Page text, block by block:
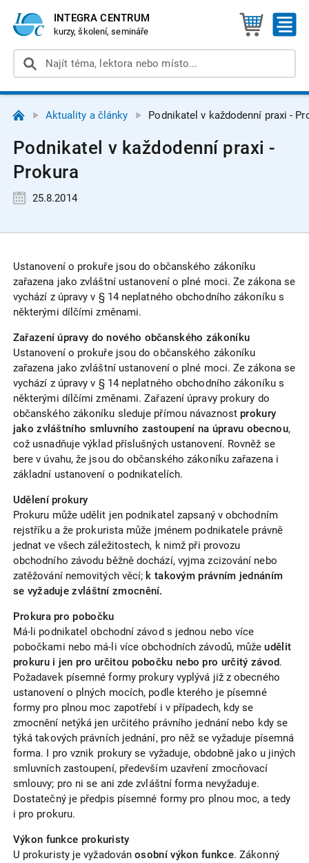
INTEGRA CENTRUM
kurzy, školení, semináře
Aktuality a články Podnikatel v každodenní praxi -
Podnikatel v každodenní praxi -
Prokura
25.8.2014
Ustanovení o prokuře jsou do občanského zákoníku
zařazena jako zvláštní ustanovení o plné moci. Ze zákona se
vychází z úpravy v § 14 neplatného obchodního zákoníku s
některými dílčími změnami.
Zařazení úpravy do nového občanského zákoníku
Ustanovení o prokuře jsou do občanského zákoníku
zařazena jako zvláštní ustanovení o plné moci. Ze zákona se
vychází z úpravy v § 14 neplatného obchodního zákoníku s
některými dílčími změnami. Zařazení úpravy prokury do
občanského zákoníku sleduje přímou návaznostprokury
jako zvláštního smluvního zastoupení na úpravu obecnou,
což usnadňuje výklad příslušných ustanovení. Rovněž se
bere v úvahu, že jsou do občanského zákoníku zařazena i
základní ustanovení o podnikatelích.
Udělení prokury
Prokuru může udělit jen podnikatel zapsaný v obchodním
rejstříku a že prokurista může jménem podnikatele právně
jednat ve všech záležitostech, k nimž při provozu
obchodního závodu běžně dochází, vyjma zcizování nebo
zatěžování nemovitých věcí; k takovým právním jednáním
se vyžaduje zvláštní zmocnění.
Prokura pro pobočku
Má-li podnikatel obchodní závod s jednou nebo více
pobočkami nebo má-li více obchodních závodů, můžeudělit
prokuru i jen pro určitou pobočku nebo pro určitý závod.
Požadavek písemné formy prokury vyplývá již z obecného
ustanovení o plných mocích, podle kterého je písemné
formy pro plnou moc zapotřebí i v případech, kdy se
zmocnění netýká jen určitého právního jednání nebo kdy se
týká takových právních jednání, pro něž se vyžaduje písemná
forma. I pro vznik prokury se vyžaduje, obdobně jako u jiných
smluvních zastoupení, především uzavření zmocňovací
smlouvy; pro ni se ani zde zvláštní forma nevyžaduje.
Dostatečný je předpis písemné formy pro plnou moc, a tedy
i pro prokuru.
Výkon funkce prokuristy
U prokuristy je vyžadovánosobní výkon funkce. Zákonný